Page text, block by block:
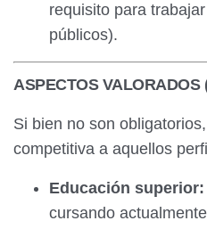
requisito para
públicos).
ASPECTOS VALORADOS
Si bien no son
competitiva a aquellos
Educación superior:
cursando